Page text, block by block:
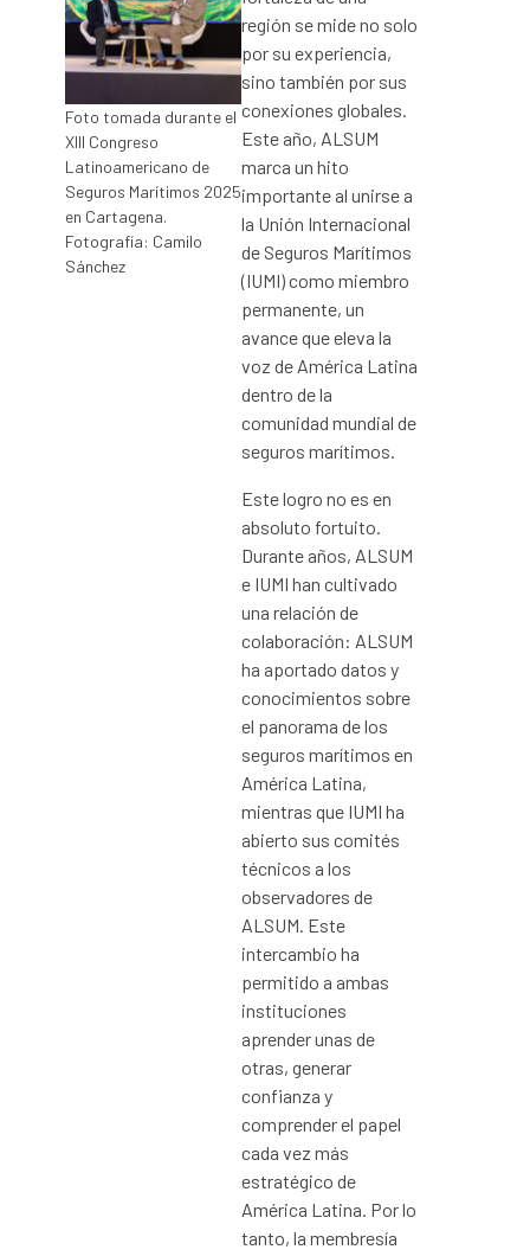
Foto tomada durante el
XIII Congreso
Latinoamericano de
Seguros Marítimos 2025
en Cartagena.
Fotografía: Camilo
Sánchez
región se mide no solo
por su experiencia,
sino también por sus
conexiones globales.
Este año, ALSUM
marca un hito
importante al unirse a
la Unión Internacional
de Seguros Marítimos
(IUMI) como miembro
permanente, un
avance que eleva la
voz de América Latina
dentro de la
comunidad mundial de
seguros marítimos.
Este logro no es en
absoluto fortuito.
Durante años, ALSUM
e IUMI han cultivado
una relación de
colaboración: ALSUM
ha aportado datos y
conocimientos sobre
el panorama de los
seguros marítimos en
América Latina,
mientras que IUMI ha
abierto sus comités
técnicos a los
observadores de
ALSUM. Este
intercambio ha
permitido a ambas
instituciones
aprender unas de
otras, generar
confianza y
comprender el papel
cada vez más
estratégico de
América Latina. Por lo
tanto, la membresía